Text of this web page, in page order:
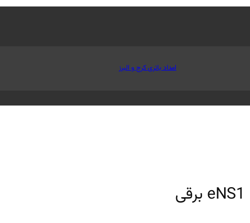
امداد باتری کرج و البرز